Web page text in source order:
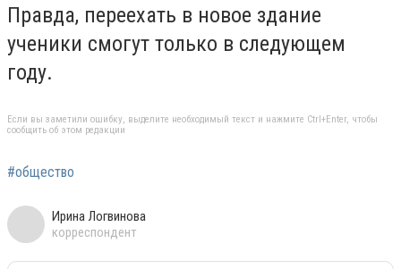
Правда, переехать в новое здание
ученики смогут только в следующем
году.
Если вы заметили ошибку, выделите необходимый текст и нажмите Ctrl+Enter, чтобы
сообщить об этом редакции
#общество
Ирина Логвинова
корреспондент